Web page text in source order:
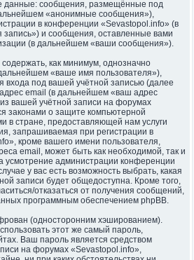
данные: сообщения, размещённые под
«анонимные сообщения»),
в конференции «Sevastopol.info» (в
и сообщения, оставленные вами
(в дальнейшем «ваши сообщения»).
как минимум, однозначно
«ваше имя пользователя»),
входа под вашей учётной записью (далее
email (в дальнейшем «ваш адрес
вашей учётной записи на форумах
законами о защите компьютерной
стране, предоставляющей нам услуги
запрашиваемая при регистрации в
кроме вашего имени пользователя,
email, может быть как необходимой, так и
усмотрение администрации конференции
у вас есть возможность выбрать, какая
записи будет общедоступна. Кроме того,
отказаться от получения сообщений,
программным обеспечением phpBB.
(односторонним хэшированием).
этот же самый пароль,
Ваш пароль является средством
на форумах «Sevastopol.info»,